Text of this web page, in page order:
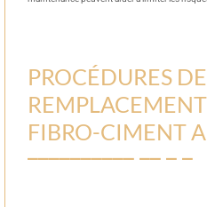
PROCÉDURES
FIBRO-CIMENT